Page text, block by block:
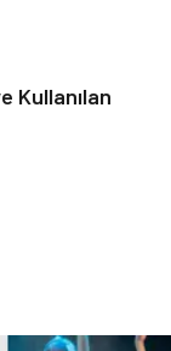
Kullanılan